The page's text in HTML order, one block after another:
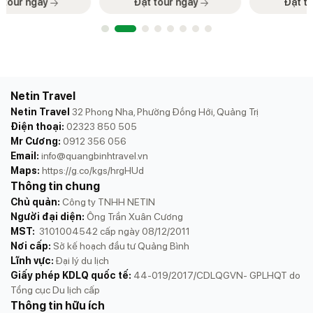
đến Sân bay […]
tích chia cắt đất nước một thời. Bên
Netin Travel
Netin Travel 32 Phong Nha, Phường Đồng Hới, Quảng Trị
Điện thoại: 02323 850 505
Mr Cương: 0912 356 056
Email: info@quangbinhtravel.vn
Maps: https://g.co/kgs/hrgHUd
Thông tin hữu ích
Thông tin chung
Chủ quản: Công ty TNHH NETIN
Người đại diện: Ông Trần Xuân Cương
MST: 3101004542 cấp ngày 08/12/2011
Nơi cấp: Sở kế hoạch đầu tư Quảng Bình
Lĩnh vực: Đại lý du lịch
Giấy phép KDLQ quốc tế: 44-019/2017/CDLQGVN- GPLHQT do
Tổng cục Du lịch cấp